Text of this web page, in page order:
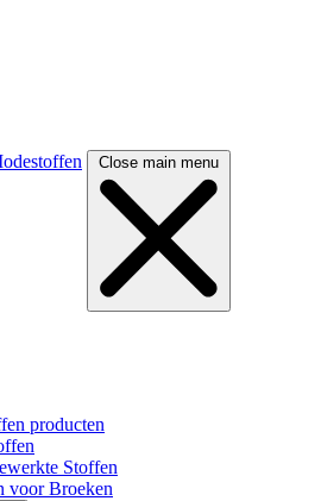
Close main menu
producten
Stoffen
voor Broeken